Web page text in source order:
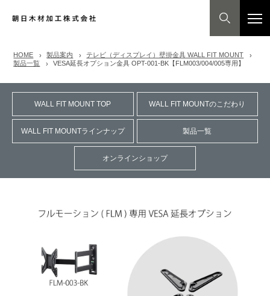
HOME 製品案内
テレビ（ディスプレイ）壁掛金具 WALL FIT MOUNT
製品一覧
VESA延長オプション金具 OPT-001-BK【FLM003/004/005専用】
WALL FIT MOUNT TOP WALL FIT MOUNTのこだわり
WALL FIT MOUNTラインナップ 製品一覧
オンラインショップ